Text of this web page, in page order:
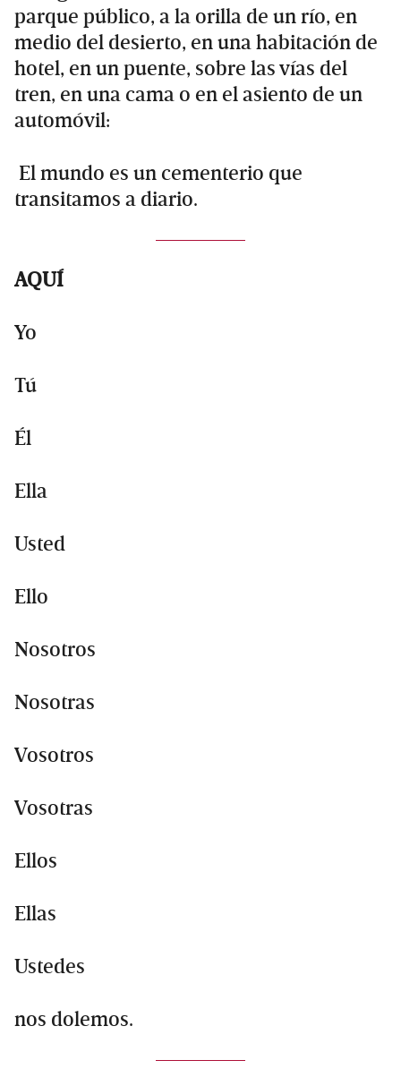
parque público, a la orilla de un río, en
medio del desierto, en una habitación de
hotel, en un puente, sobre las vías del
tren, en una cama o en el asiento de un
automóvil:
El mundo es un cementerio que
transitamos a diario.
AQUÍ
Yo
Tú
Él
Ella
Usted
Ello
Nosotros
Nosotras
Vosotros
Vosotras
Ellos
Ellas
Ustedes
nos dolemos.